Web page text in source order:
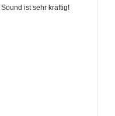
ist sehr kräftig!